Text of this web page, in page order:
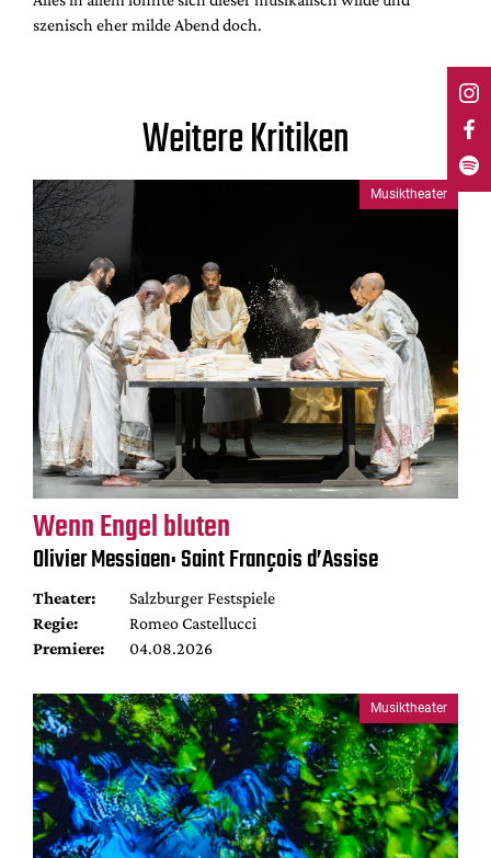
szenisch eher milde Abend doch.
Weitere Kritiken
Musiktheater
Wenn Engel bluten
Olivier Messiaen: Saint François d’Assise
Theater:
Salzburger Festspiele
Regie:
Romeo Castellucci
Premiere:
04.08.2026
Musiktheater